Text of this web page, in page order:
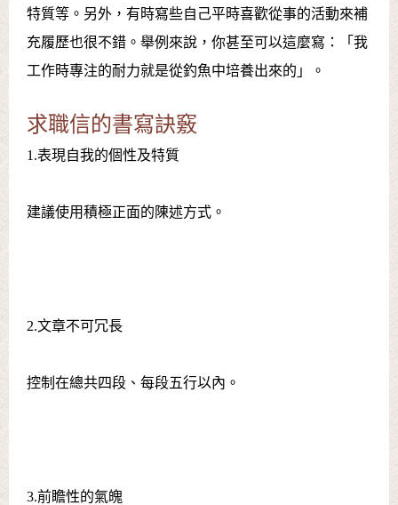
特質等。另外，有時寫些自己平時喜歡從事的活動來補
充履歷也很不錯。舉例來說，你甚至可以這麼寫：「我
工作時專注的耐力就是從釣魚中培養出來的」。
求職信的書寫訣竅
1.表現自我的個性及特質
建議使用積極正面的陳述方式。
2.文章不可冗長
控制在總共四段、每段五行以內。
3.前瞻性的氣魄